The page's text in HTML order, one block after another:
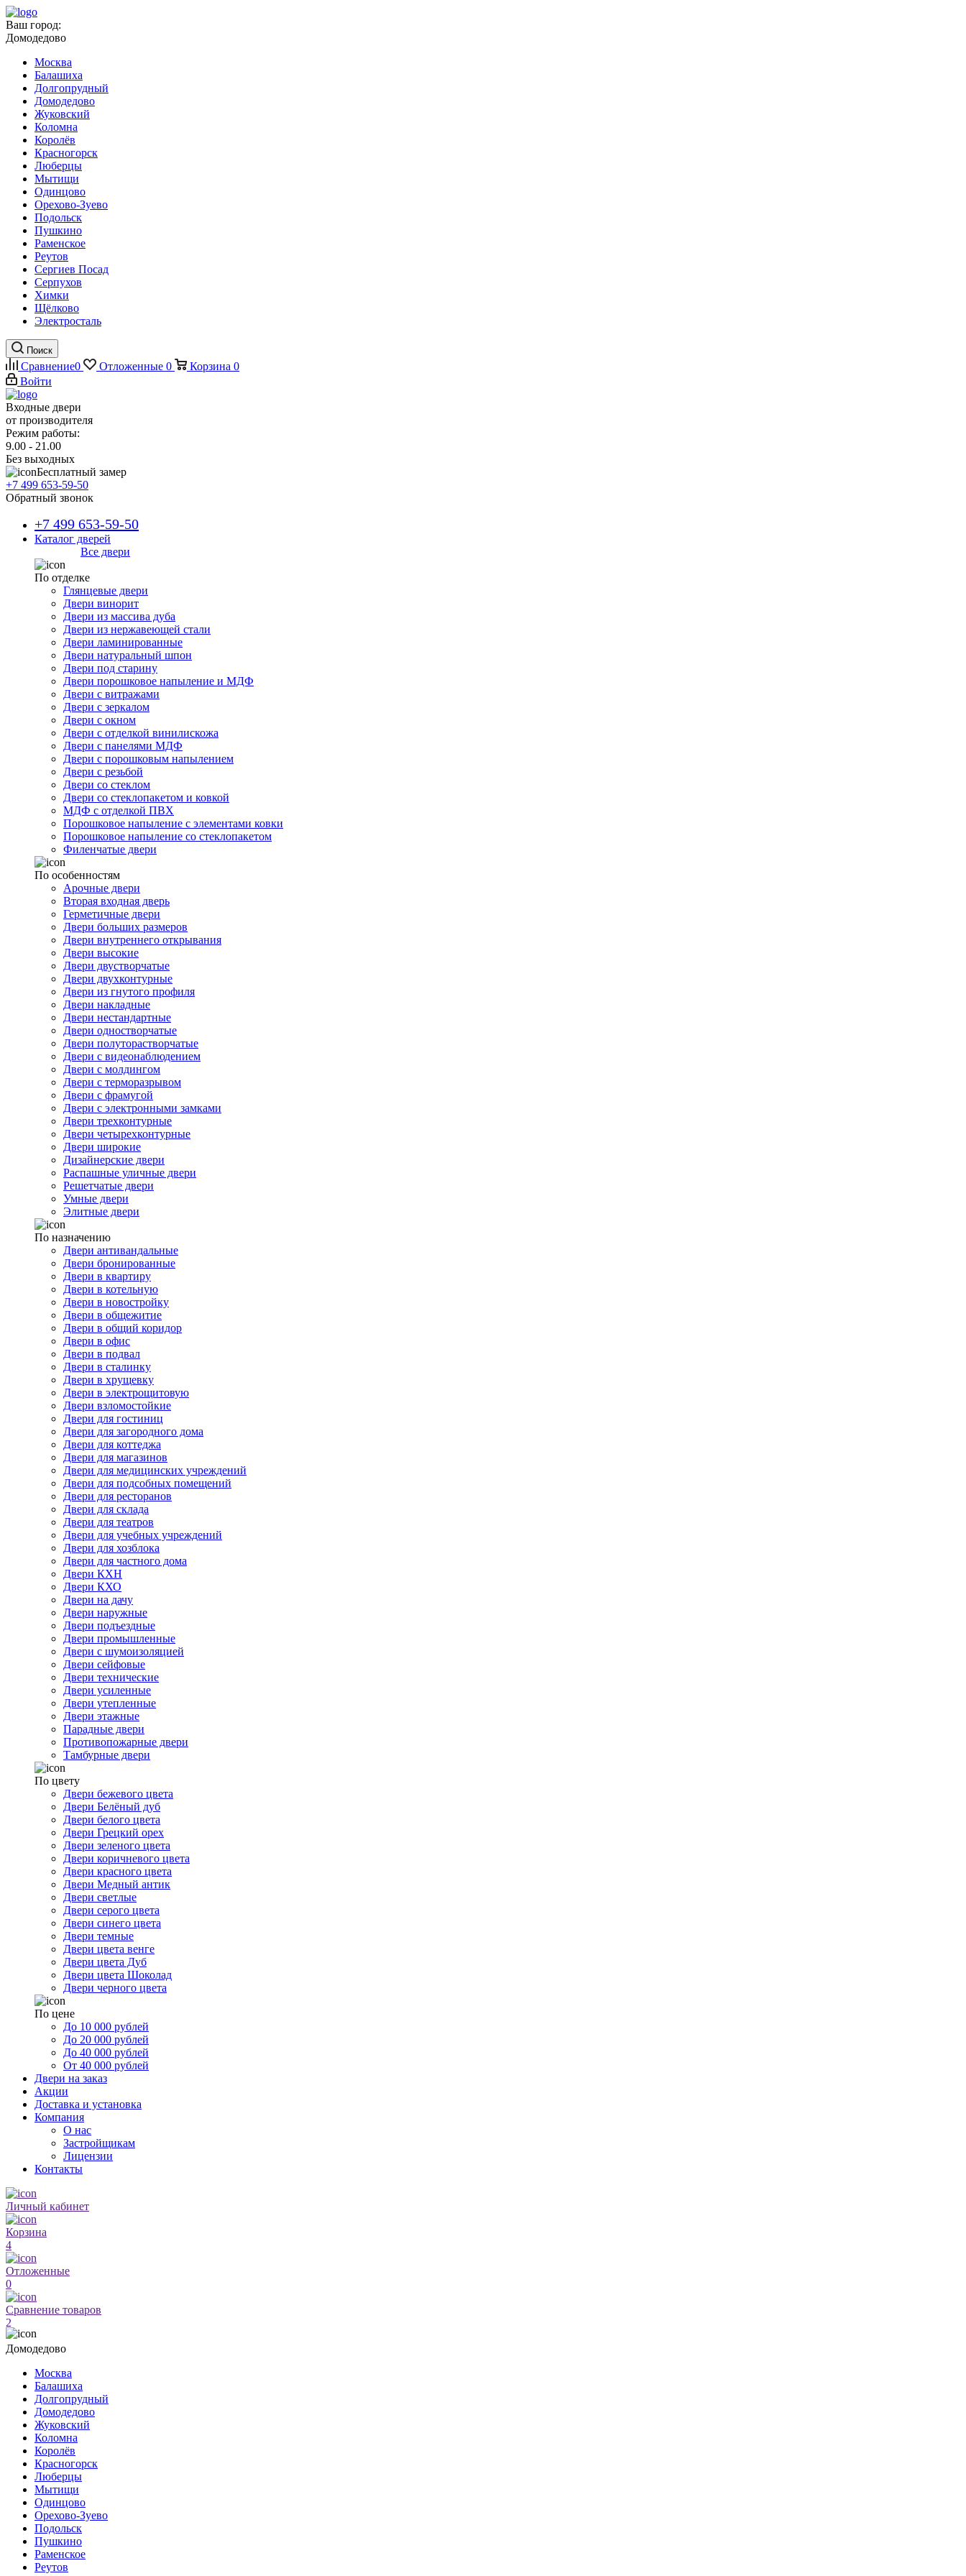
Ваш город:
Домодедово
Москва
Балашиха
Долгопрудный
Домодедово
Жуковский
Коломна
Королёв
Красногорск
Люберцы
Мытищи
Одинцово
Орехово-Зуево
Подольск
Пушкино
Раменское
Реутов
Сергиев Посад
Серпухов
Химки
Щёлково
Электросталь
Поиск
Сравнение0 Отложенные 0 Корзина 0
Войти
Входные двери
от производителя
Режим работы:
9.00 - 21.00
Без выходных
Бесплатный замер
+7 499 653-59-50
Обратный звонок
+7 499 653-59-50
Каталог дверей
Все двери
По отделке
Глянцевые двери
Двери винорит
Двери из массива дуба
Двери из нержавеющей стали
Двери ламинированные
Двери натуральный шпон
Двери под старину
Двери порошковое напыление и МДФ
Двери с витражами
Двери с зеркалом
Двери с окном
Двери с отделкой винилискожа
Двери с панелями МДФ
Двери с порошковым напылением
Двери с резьбой
Двери со стеклом
Двери со стеклопакетом и ковкой
МДФ с отделкой ПВХ
Порошковое напыление с элементами ковки
Порошковое напыление со стеклопакетом
Филенчатые двери
По особенностям
Арочные двери
Вторая входная дверь
Герметичные двери
Двери больших размеров
Двери внутреннего открывания
Двери высокие
Двери двустворчатые
Двери двухконтурные
Двери из гнутого профиля
Двери накладные
Двери нестандартные
Двери одностворчатые
Двери полуторастворчатые
Двери с видеонаблюдением
Двери с молдингом
Двери с терморазрывом
Двери с фрамугой
Двери с электронными замками
Двери трехконтурные
Двери четырехконтурные
Двери широкие
Дизайнерские двери
Распашные уличные двери
Решетчатые двери
Умные двери
Элитные двери
По назначению
Двери антивандальные
Двери бронированные
Двери в квартиру
Двери в котельную
Двери в новостройку
Двери в общежитие
Двери в общий коридор
Двери в офис
Двери в подвал
Двери в сталинку
Двери в хрущевку
Двери в электрощитовую
Двери взломостойкие
Двери для гостиниц
Двери для загородного дома
Двери для коттеджа
Двери для магазинов
Двери для медицинских учреждений
Двери для подсобных помещений
Двери для ресторанов
Двери для склада
Двери для театров
Двери для учебных учреждений
Двери для хозблока
Двери для частного дома
Двери КХН
Двери КХО
Двери на дачу
Двери наружные
Двери подъездные
Двери промышленные
Двери с шумоизоляцией
Двери сейфовые
Двери технические
Двери усиленные
Двери утепленные
Двери этажные
Парадные двери
Противопожарные двери
Тамбурные двери
По цвету
Двери бежевого цвета
Двери Белёный дуб
Двери белого цвета
Двери Грецкий орех
Двери зеленого цвета
Двери коричневого цвета
Двери красного цвета
Двери Медный антик
Двери светлые
Двери серого цвета
Двери синего цвета
Двери темные
Двери цвета венге
Двери цвета Дуб
Двери цвета Шоколад
Двери черного цвета
По цене
До 10 000 рублей
До 20 000 рублей
До 40 000 рублей
От 40 000 рублей
Двери на заказ
Акции
Доставка и установка
Компания
О нас
Застройщикам
Лицензии
Контакты
Личный кабинет
Корзина
4
Отложенные
0
Сравнение товаров
2
Домодедово
Москва
Балашиха
Долгопрудный
Домодедово
Жуковский
Коломна
Королёв
Красногорск
Люберцы
Мытищи
Одинцово
Орехово-Зуево
Подольск
Пушкино
Раменское
Реутов